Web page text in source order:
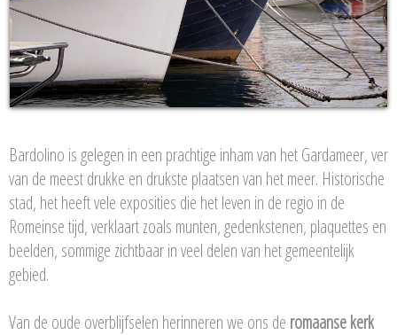
Bardolino is gelegen in een prachtige inham van het Gardameer, ver
van de meest drukke en drukste plaatsen van het meer. Historische
stad, het heeft vele exposities die het leven in de regio in de
Romeinse tijd, verklaart zoals munten, gedenkstenen, plaquettes en
beelden, sommige zichtbaar in veel delen van het gemeentelijk
gebied.
Van de oude overblijfselen herinneren we ons de romaanse kerk